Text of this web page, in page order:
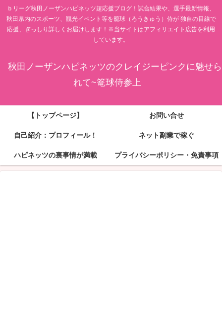
ｂリーグ秋田ノーザンハピネッツ超応援ブログ！試合結果や、選手最新情報、
秋田県内のスポーツ、観光イベント等を籠球（ろうきゅう）侍が 独自の目線で
応援、ぎっしり詳しくお届けします！※当サイトはアフィリエイト広告を利用
しています。
秋田ノーザンハピネッツのクレイジーピンクに魅せら
れて~篭球侍参上
【トップページ】 お問い合せ
自己紹介：プロフィール！ ネット副業で稼ぐ
ハピネッツの裏事情が満載 プライバシーポリシー・免責事項